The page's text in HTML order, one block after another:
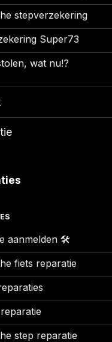
stepverzekering
Super73
wat nu!?
aanmelden 🛠️
fiets reparatie
step reparatie